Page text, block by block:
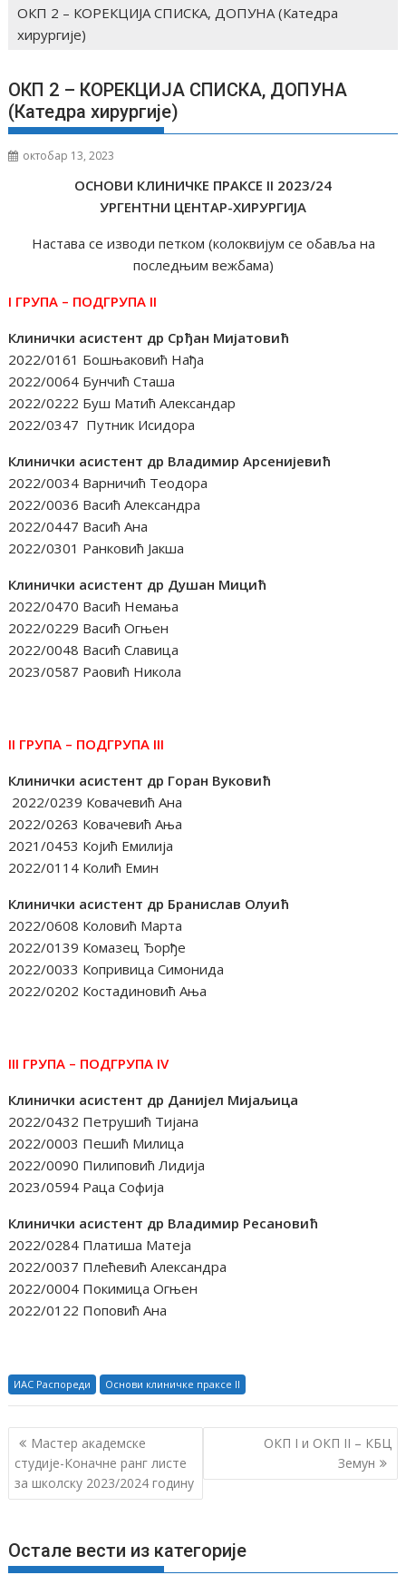
ОКП 2 – КОРЕКЦИЈА СПИСКА, ДОПУНА (Катедра
хирургије)
ОКП 2 – КОРЕКЦИЈА СПИСКА, ДОПУНА
(Катедра хирургије)
октобар 13, 2023
ОСНОВИ КЛИНИЧКЕ ПРАКСЕ II 2023/24
УРГЕНТНИ ЦЕНТАР-ХИРУРГИЈА
Настава се изводи петком (колоквијум се обавља на
последњим вежбама)
I ГРУПА – ПОДГРУПА II
Клинички асистент др Срђан Мијатовић
2022/0161 Бошњаковић Нађа
2022/0064 Бунчић Сташа
2022/0222 Буш Матић Александар
2022/0347 Путник Исидора
Клинички асистент др Владимир Арсенијевић
2022/0034 Варничић Теодора
2022/0036 Васић Александра
2022/0447 Васић Ана
2022/0301 Ранковић Јакша
Клинички асистент др Душан Мицић
2022/0470 Васић Немања
2022/0229 Васић Огњен
2022/0048 Васић Славица
2023/0587 Раовић Никола
II ГРУПА – ПОДГРУПА III
Клинички асистент др Горан Вуковић
2022/0239 Ковачевић Ана
2022/0263 Ковачевић Ања
2021/0453 Којић Емилија
2022/0114 Колић Емин
Клинички асистент др Бранислав Олуић
2022/0608 Коловић Марта
2022/0139 Комазец Ђорђе
2022/0033 Копривица Симонида
2022/0202 Костадиновић Ања
III ГРУПА – ПОДГРУПА IV
Клинички асистент др Данијел Мијаљица
2022/0432 Петрушић Тијана
2022/0003 Пешић Милица
2022/0090 Пилиповић Лидија
2023/0594 Раца Софија
Клинички асистент др Владимир Ресановић
2022/0284 Платиша Матеја
2022/0037 Плећевић Александра
2022/0004 Покимица Огњен
2022/0122 Поповић Ана
ИАС Распореди Основи клиничке праксе II
К
р
е
а
њ
Мастер академске
студије-Коначне ранг листе
за школску 2023/2024 годину
ОКП I и ОКП II – КБЦ
Земун
Остале вести из категорије